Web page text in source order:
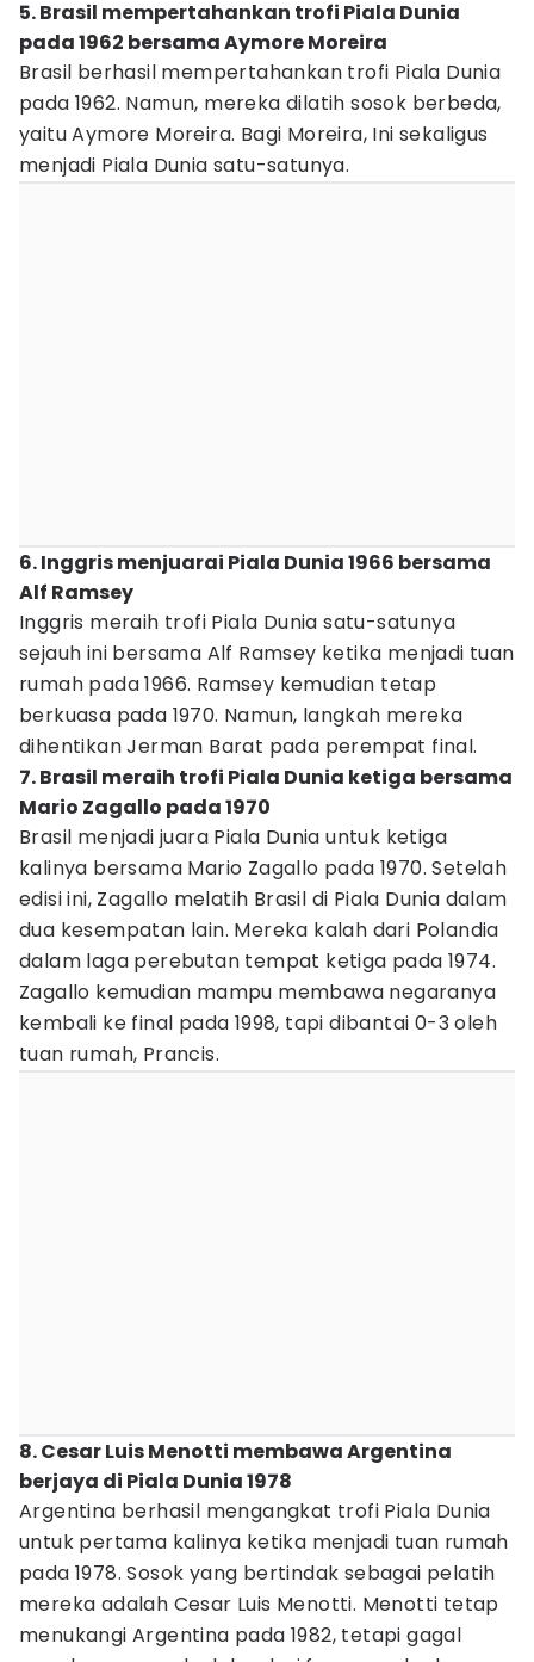
5. Brasil mempertahankan trofi Piala Dunia
pada 1962 bersama Aymore Moreira
Brasil berhasil mempertahankan trofi Piala Dunia
pada 1962. Namun, mereka dilatih sosok berbeda,
yaitu Aymore Moreira. Bagi Moreira, Ini sekaligus
menjadi Piala Dunia satu-satunya.
6. Inggris menjuarai Piala Dunia 1966 bersama
Alf Ramsey
Inggris meraih trofi Piala Dunia satu-satunya
sejauh ini bersama Alf Ramsey ketika menjadi tuan
rumah pada 1966. Ramsey kemudian tetap
berkuasa pada 1970. Namun, langkah mereka
dihentikan Jerman Barat pada perempat final.
7. Brasil meraih trofi Piala Dunia ketiga bersama
Mario Zagallo pada 1970
Brasil menjadi juara Piala Dunia untuk ketiga
kalinya bersama Mario Zagallo pada 1970. Setelah
edisi ini, Zagallo melatih Brasil di Piala Dunia dalam
dua kesempatan lain. Mereka kalah dari Polandia
dalam laga perebutan tempat ketiga pada 1974.
Zagallo kemudian mampu membawa negaranya
kembali ke final pada 1998, tapi dibantai 0-3 oleh
tuan rumah, Prancis.
8. Cesar Luis Menotti membawa Argentina
berjaya di Piala Dunia 1978
Argentina berhasil mengangkat trofi Piala Dunia
untuk pertama kalinya ketika menjadi tuan rumah
pada 1978. Sosok yang bertindak sebagai pelatih
mereka adalah Cesar Luis Menotti. Menotti tetap
menukangi Argentina pada 1982, tetapi gagal